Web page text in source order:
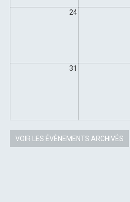
24
31
VOIR LES ÉVÈNEMENTS ARCHIVÉS